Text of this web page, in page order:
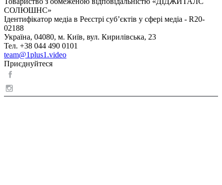
СОЛЮШНС»
Ідентифікатор медіа в Реєстрі суб’єктів у сфері медіа - R20-
02188
Україна, 04080, м. Київ, вул. Кирилівська, 23
Тел. +38 044 490 0101
team@1plus1.video
Приєднуйтеся